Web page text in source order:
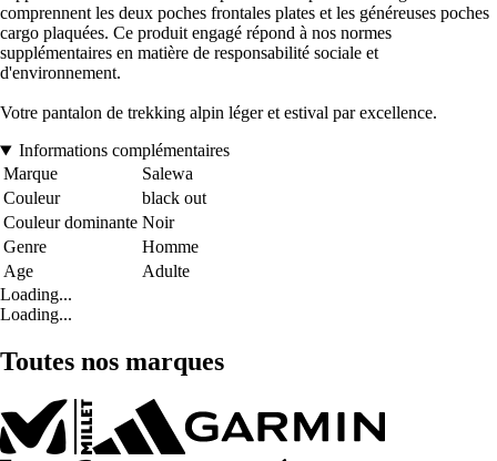
comprennent les deux poches frontales plates et les généreuses poches
cargo plaquées. Ce produit engagé répond à nos normes
supplémentaires en matière de responsabilité sociale et
d'environnement.
Votre pantalon de trekking alpin léger et estival par excellence.
Informations complémentaires
Marque
Salewa
Couleur
black out
Couleur dominante Noir
Genre
Homme
Age
Adulte
Loading...
Loading...
Toutes nos marques